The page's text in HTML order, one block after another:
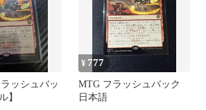
ッシュバッ
】
¥ 777
MTG フラッシュバック
日本語